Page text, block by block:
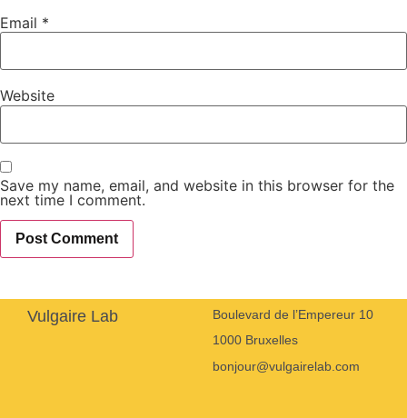
Email *
Website
Save my name, email, and website in this browser for the
next time I comment.
Vulgaire Lab
Boulevard de l’Empereur 10
1000 Bruxelles
bonjour@vulgairelab.com